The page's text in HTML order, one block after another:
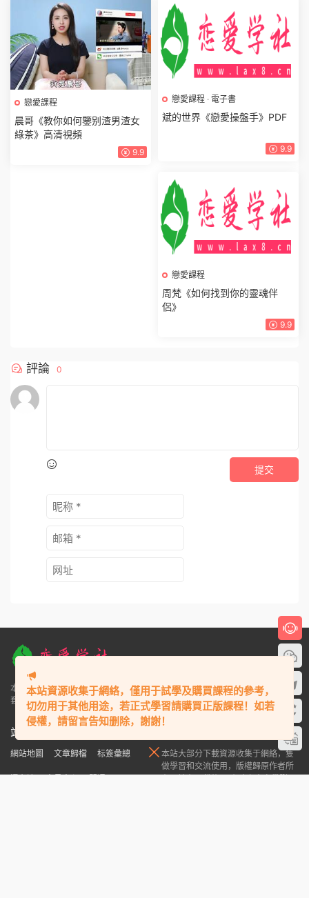
戀愛課程
晨哥《教你如何鑒别渣男渣女
綠茶》高清視頻
9.9
戀愛課程·電子書
斌的世界《戀愛操盤手》PDF
9.9
戀愛課程
周梵《如何找到你的靈魂伴
本站資源收集于網絡，僅用于試學及購買課程的參考，
切勿用于其他用途，若正式學習請購買正版課程！如若
侵權，請留言告知删除，謝謝！